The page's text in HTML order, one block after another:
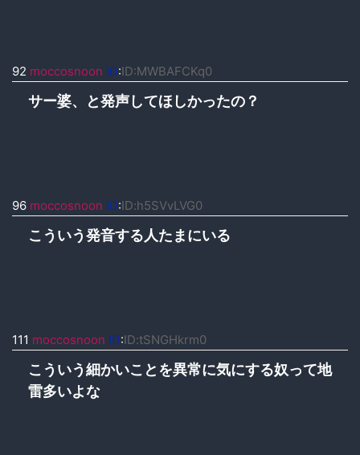
92 moccosnoon ID:ID:MWBAFCKq0
サー婆、と発声してほしかったの？
96 moccosnoon ID:ID:h5SVvLVG0
こういう発音する人たまにいる
111 moccosnoon ID:ID:tSNGHkrm0
こういう細かいことを異常に気にする奴って地
雷多いよな